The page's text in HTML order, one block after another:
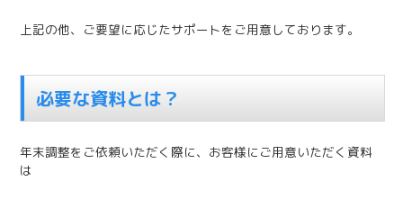
上記の他、ご要望に応じたサポートをご用意しております。
必要な資料とは？
年末調整をご依頼いただく際に、お客様にご用意いただく資料
は